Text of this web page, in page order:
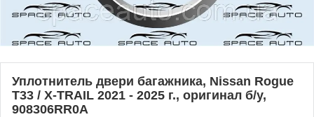
Уплотнитель двери багажника, Nissan Rogue
T33 / X-TRAIL 2021 - 2025 г., оригинал б/у,
908306RR0A